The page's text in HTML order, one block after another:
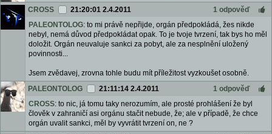
CROSS
21:20:01 2.4.2011
1 odpověď
PALEONTOLOG: to mi právě nepřijde, orgán předpokládá, žes nikde
nebyl, nemá důvod předpokládat opak. To je tvoje tvrzení, tak bys ho měl
doložit. Orgán neuvaluje sankci za pobyt, ale za nesplnění uložený
povinnosti...
Jsem zvědavej, zrovna tohle budu mít příležitost vyzkoušet osobně.
PALEONTOLOG
21:11:14 2.4.2011
1 odpověď
CROSS: to nic, já tomu taky nerozumím, ale prosté prohlášení že byl
člověk v zahraničí asi orgánu stačit nebude, že; ale v případě, že chce
orgán uvalit sankci, měl by vyvrátit tvrzení on, ne ?